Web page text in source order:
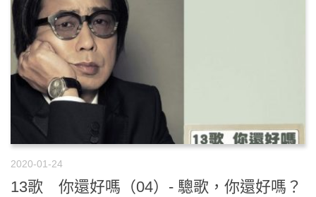
2020-01-24
13歌 你還好嗎（04）- 驄歌，你還好嗎？